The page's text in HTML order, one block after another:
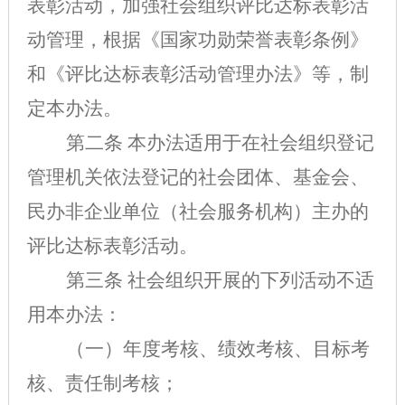
表彰活动，加强社会组织评比达标表彰活
动管理，根据《国家功勋荣誉表彰条例》
和《评比达标表彰活动管理办法》等，制
定本办法。
第二条 本办法适用于在社会组织登记
管理机关依法登记的社会团体、基金会、
民办非企业单位（社会服务机构）主办的
评比达标表彰活动。
第三条 社会组织开展的下列活动不适
用本办法：
（一）年度考核、绩效考核、目标考
核、责任制考核；